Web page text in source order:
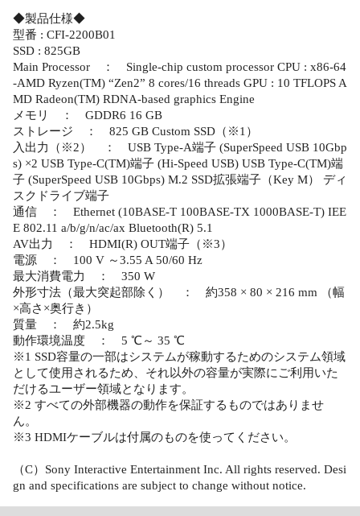
◆製品仕様◆
型番 : CFI-2200B01
SSD : 825GB
Main Processor ： Single-chip custom processor CPU : x86-64
-AMD Ryzen(TM) “Zen2” 8 cores/16 threads GPU : 10 TFLOPS A
MD Radeon(TM) RDNA-based graphics Engine
メモリ ： GDDR6 16 GB
ストレージ ： 825 GB Custom SSD（※1）
入出力（※2） ： USB Type-A端子 (SuperSpeed USB 10Gbp
s) ×2 USB Type-C(TM)端子 (Hi-Speed USB) USB Type-C(TM)端
子 (SuperSpeed USB 10Gbps) M.2 SSD拡張端子（Key M） ディ
スクドライブ端子
通信 ： Ethernet (10BASE-T 100BASE-TX 1000BASE-T) IEE
E 802.11 a/b/g/n/ac/ax Bluetooth(R) 5.1
AV出力 ： HDMI(R) OUT端子（※3）
電源 ： 100 V ～3.55 A 50/60 Hz
最大消費電力 ： 350 W
外形寸法（最大突起部除く） ： 約358 × 80 × 216 mm （幅
×高さ×奥行き）
質量 ： 約2.5kg
動作環境温度 ： 5 ℃～ 35 ℃
※1 SSD容量の一部はシステムが稼動するためのシステム領域
として使用されるため、それ以外の容量が実際にご利用いた
だけるユーザー領域となります。
※2 すべての外部機器の動作を保証するものではありませ
ん。
※3 HDMIケーブルは付属のものを使ってください。
（C）Sony Interactive Entertainment Inc. All rights reserved. Desi
gn and specifications are subject to change without notice.